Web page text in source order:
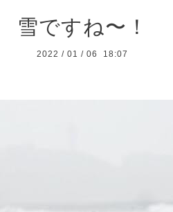
雪ですね〜！
2022 / 01 / 06 18:07